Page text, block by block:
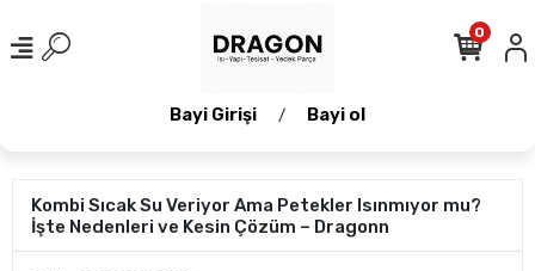
Bayi Girişi / Bayi ol
0
Kombi Sıcak Su Veriyor Ama Petekler Isınmıyor mu?
İşte Nedenleri ve Kesin Çözüm – Dragonn